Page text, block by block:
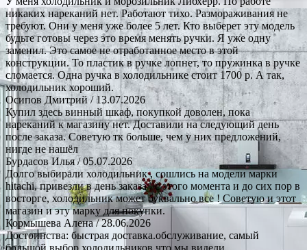
никаких нареканий нет. Работают тихо. Размораживания не
требуют. Они у меня уже более 5 лет. Кто выберет эту модель
будьте готовы через это время менять ручки. Я уже одну
заменил. Это самое не отработанное место в этой
конструкции. То пластик в ручке лопнет, то пружинка в ручке
сломается. Одна ручка в холодильнике стоит 1700 р. А так,
холодильник хороший.
Осипов Дмитрий/ 13.07.2026
Купил здесь винный шкаф, покупкой доволен, пока
нареканий к магазину нет. Доставили на следующий день
после заказа. Советую тк больше, чем у них предложений,
нигде не нашёл
Бурдасов Илья/ 05.07.2026
Долго выбирали холодильник , сошлись на модели марки
hitachi, привезли в день заказа , с этого момента и до сих пор в
восторге, холодильник может буквально все ! Советую и этот
магазин и эту марку для покупки.
Кормышева Алена/ 28.06.2026
Достоинства: быстрая доставка.обслуживание, самый
большой выбор холодильников что мы видели.